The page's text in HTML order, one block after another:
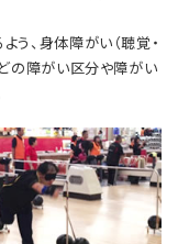
、身体障がい（聴覚・
の障がい区分や障がい